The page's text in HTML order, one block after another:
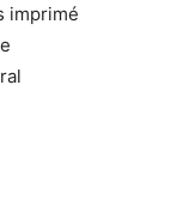
imprimé